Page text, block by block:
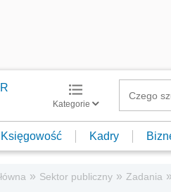
Kategorie
Księgowość Kadry
» Sektor publiczny » Zadania »